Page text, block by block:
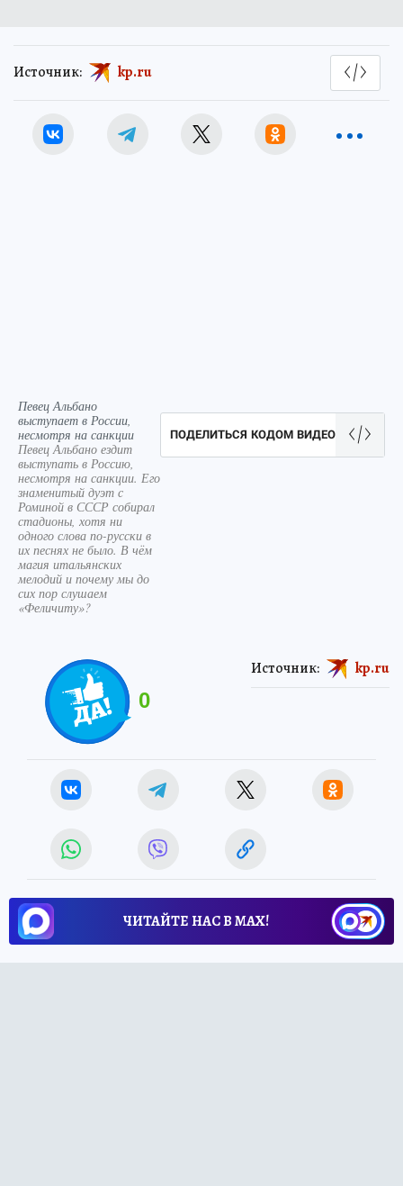
Источник: kp.ru
Певец Альбано
выступает в России,
несмотря на санкции
Певец Альбано ездит
выступать в Россию,
несмотря на санкции. Его
знаменитый дуэт с
Роминой в СССР собирал
стадионы, хотя ни
одного слова по-русски в
их песнях не было. В чём
магия итальянских
мелодий и почему мы до
сих пор слушаем
«Феличиту»?
ПОДЕЛИТЬСЯ КОДОМ ВИДЕО
0
Источник: kp.ru
ЧИТАЙТЕ НАС В МАХ!